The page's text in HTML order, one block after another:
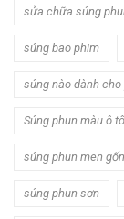
sửa chữa súng
súng bao phim
súng nào dành
Súng phun màu ô
súng phun men
súng phun sơn